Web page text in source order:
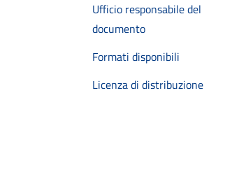
Ufficio responsabile del
documento
Formati disponibili
Licenza di distribuzione